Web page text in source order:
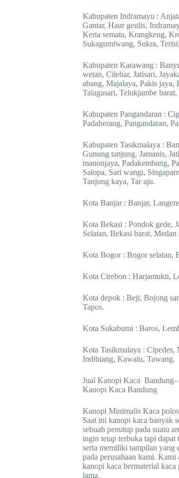
Kabupaten Indramayu :
Gantar, Haur geulis,
Kerta semata, Krangkeng,
Sukagumiwang, Sukra,
Kabupaten Karawang :
wetan, Cilebar, Jatisari,
abang, Majalaya, Pakis jaya,
Talagasari, Telukjambe
Kabupaten Pangandaran :
Padaherang, Pangandaran,
Kabupaten Tasikmalaya :
Gunung tanjung, Jamanis,
manonjaya, Padakembang,
Salopa, Sari wangi,
Tanjung kaya, Tar aju.
Kota Banjar : Banjar,
Kota Bekasi : Pondok gede,
Selatan, Bekasi barat,
Kota Bogor : Bogor selatan,
Kota Cirebon : Harjamukti,
Kota depok : Beji, Bojong
Tapos.
Kota Sukabumi : Baros,
Kota Tasikmalaya : Cipedes,
Indihiang, Kawalu, Tawang.
Jual Kanopi Kaca Bandung–
Kanopi Kaca Bandung
Kanopi Minimalis Kaca
Saat ini kanopi kaca banyak
sebuah penutup pada suatu
ingin tetap terbuka tapi
serta memiliki tampilan yang
pada perusahaan kami.
kanopi kaca bermaterial
lama.